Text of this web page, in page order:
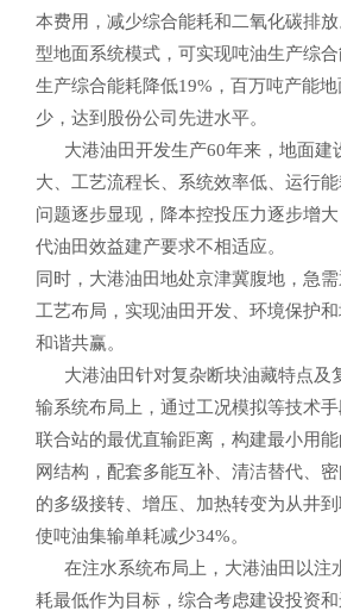
本费用，减少综合能耗和二氧化碳排
型地面系统模式，可实现吨油生产综
生产综合能耗降低19%，百万吨产能
少，达到股份公司先进水平。
大港油田开发生产60年来，地面建
大、工艺流程长、系统效率低、运行
问题逐步显现，降本控投压力逐步增
代油田效益建产要求不相适应。
同时，大港油田地处京津冀腹地，急
工艺布局，实现油田开发、环境保护和
和谐共赢。
大港油田针对复杂断块油藏特点及
输系统布局上，通过工况模拟等技术
联合站的最优直输距离，构建最小用
网结构，配套多能互补、清洁替代、
的多级接转、增压、加热转变为从井到
使吨油集输单耗减少34%。
在注水系统布局上，大港油田以注
耗最低作为目标，综合考虑建设投资